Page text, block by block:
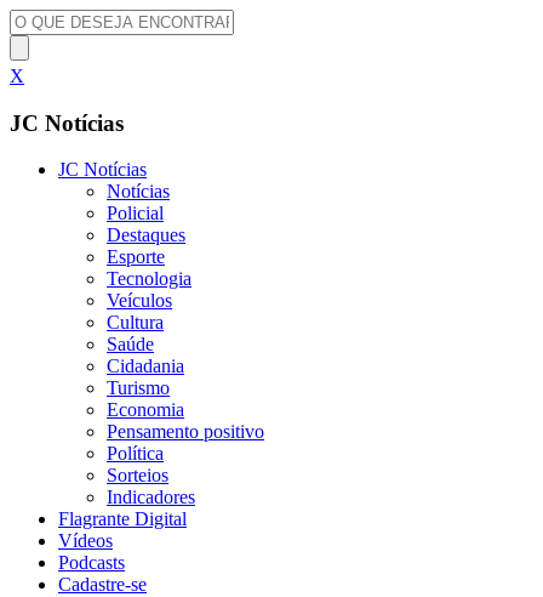
X
JC Notícias
JC Notícias
Notícias
Policial
Destaques
Esporte
Tecnologia
Veículos
Cultura
Saúde
Cidadania
Turismo
Economia
Pensamento positivo
Política
Sorteios
Indicadores
Flagrante Digital
Vídeos
Podcasts
Cadastre-se